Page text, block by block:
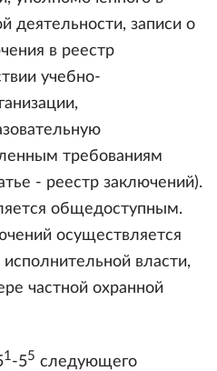
деятельности, записи о
в реестр
учебно-
требованиям
- реестр заключений).
общедоступным.
осуществляется
власти,
частной охранной
1-55 следующего